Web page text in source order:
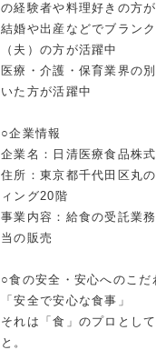
の経験者や料理好きの方
結婚や出産などでブラン
（夫）の方が活躍中
医療・介護・保育業界の
いた方が活躍中
○企業情報
企業名：日清医療食品株
住所：東京都千代田区丸
ィング20階
事業内容：給食の受託業
当の販売
○食の安全・安心へのこだ
「安全で安心な食事」
それは「食」のプロとし
と。